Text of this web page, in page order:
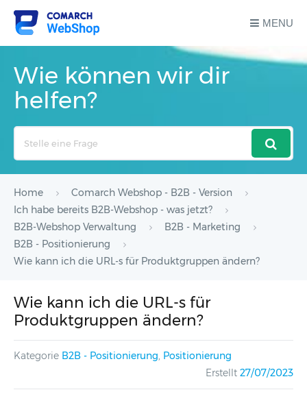
MENU
Wie können wir dir
helfen?
Home
Comarch Webshop - B2B - Version
Ich habe bereits B2B-Webshop - was jetzt?
B2B-Webshop Verwaltung
B2B - Marketing
B2B - Positionierung
Wie kann ich die URL-s für Produktgruppen ändern?
Wie kann ich die URL-s für
Produktgruppen ändern?
Kategorie B2B - Positionierung, Positionierung
Erstellt 27/07/2023